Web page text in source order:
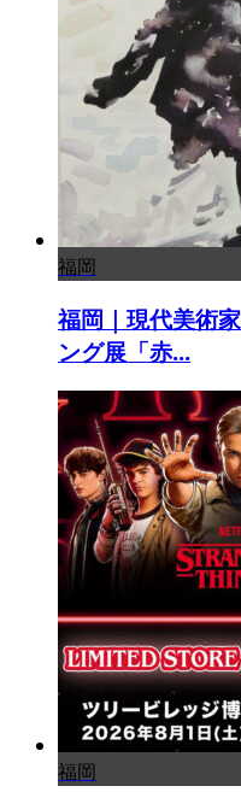
福岡
福岡｜現代美術
ング展「赤...
福岡